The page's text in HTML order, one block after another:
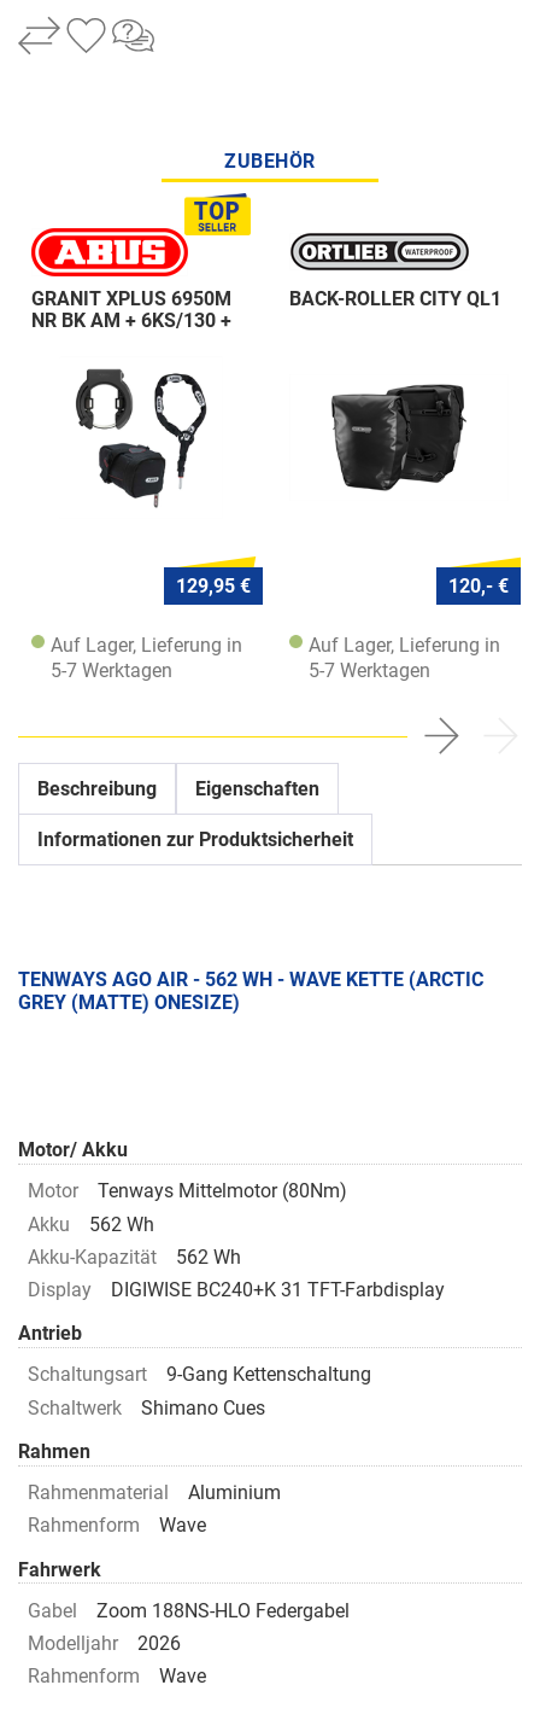
ZUBEHÖR
GRANIT XPLUS 6950M
NR BK AM + 6KS/130 +
129,95 €
Auf Lager, Lieferung in
5-7 Werktagen
BACK-ROLLER CITY QL1
120,- €
Auf Lager, Lieferung in
5-7 Werktagen
Beschreibung Eigenschaften
Informationen zur Produktsicherheit
TENWAYS AGO AIR - 562 WH - WAVE KETTE (ARCTIC
GREY (MATTE) ONESIZE)
Motor/ Akku
Motor
Tenways Mittelmotor (80Nm)
Akku
562 Wh
Akku-Kapazität
562 Wh
Display
DIGIWISE BC240+K 31 TFT-Farbdisplay
Antrieb
Schaltungsart
9-Gang Kettenschaltung
Schaltwerk
Shimano Cues
Rahmen
Rahmenmaterial
Aluminium
Rahmenform
Wave
Fahrwerk
Gabel
Zoom 188NS-HLO Federgabel
Modelljahr
2026
Rahmenform
Wave